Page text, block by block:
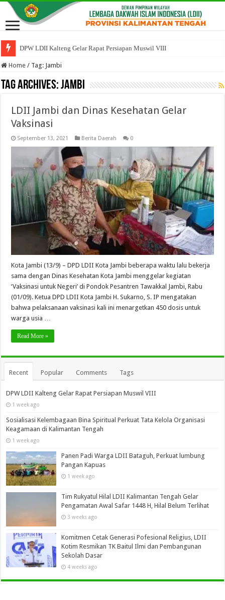
DPW LDII Kalteng Gelar Rapat Persiapan Muswil VIII
Home / Tag: Jambi
Tag Archives:Jambi
LDII Jambi dan Dinas Kesehatan Gelar
Vaksinasi
September 13, 2021 Berita Daerah 0
Kota Jambi (13/9) – DPD LDII Kota Jambi beberapa waktu lalu bekerja
sama dengan Dinas Kesehatan Kota Jambi menggelar kegiatan
‘Vaksinasi untuk Negeri’ di Pondok Pesantren Tawakkal Jambi, Rabu
(01/09). Ketua DPD LDII Kota Jambi H. Sukarno, S. IP mengatakan
bahwa pelaksanaan vaksinasi kali ini menargetkan 450 dosis untuk
warga usia …
Read More »
Recent Popular Comments Tags
DPW LDII Kalteng Gelar Rapat Persiapan Muswil VIII
1 week ago
Sosialisasi Kelembagaan Bina Spiritual Perkuat Tata Kelola Organisasi
Keagamaan di Kalimantan Tengah
1 week ago
Panen Padi Warga LDII Bataguh, Perkuat lumbung
Pangan Kapuas
1 week ago
Tim Rukyatul Hilal LDII Kalimantan Tengah Gelar
Pengamatan Awal Safar 1448 H, Hilal Belum Terlihat
3 weeks ago
Komitmen Cetak Generasi Pofesional Religius, LDII
Kotim Resmikan TK Baitul Ilmi dan Pembangunan
Sekolah Dasar
4 weeks ago